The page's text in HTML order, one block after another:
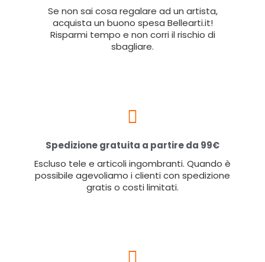
Se non sai cosa regalare ad un artista,
acquista un buono spesa Bellearti.it!
Risparmi tempo e non corri il rischio di
sbagliare.
Spedizione gratuita a partire da 99€
Escluso tele e articoli ingombranti. Quando è
possibile agevoliamo i clienti con spedizione
gratis o costi limitati.